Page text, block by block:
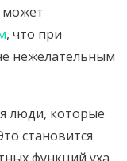
может
, что при
нежелательным
люди, которые
становится